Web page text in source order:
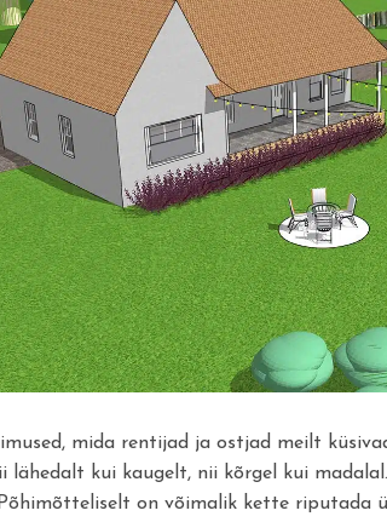
mida rentijad ja ostjad meilt
lähedalt kui kaugelt, nii kõrgel kui
on võimalik kette riputada